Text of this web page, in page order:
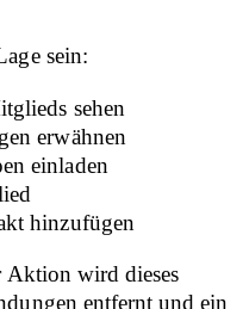
sein:
sehen
erwähnen
einladen
hinzufügen
Aktion wird dieses
entfernt und ein